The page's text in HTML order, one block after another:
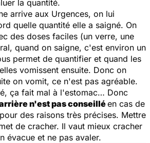
la quantité.
arrive aux Urgences, on lui
quelle quantité elle a saigné. On
des doses faciles (un verre, une
quand on saigne, c'est environ un
permet de quantifier et quand les
vomissent ensuite. Donc on
on vomit, ce n'est pas agréable.
ça fait mal à l'estomac… Donc
n'est pas conseilléen cas de
des raisons très précises. Mettre
de cracher. Il vaut mieux cracher
évacue et ne pas avaler.